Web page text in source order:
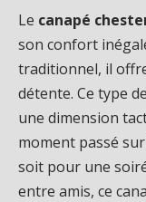
Le canapé
son confort
traditionnel, il
détente. Ce type
une dimension
moment passé
soit pour une
entre amis, ce